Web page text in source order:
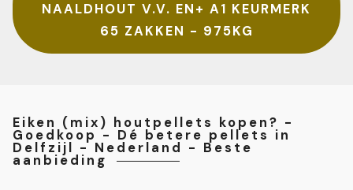
NAALDHOUT V.V. EN+ A1 KEURMERK
65 ZAKKEN - 975KG
Eiken (mix) houtpellets kopen? -
Goedkoop - Dé betere pellets in
Delfzijl - Nederland - Beste
aanbieding